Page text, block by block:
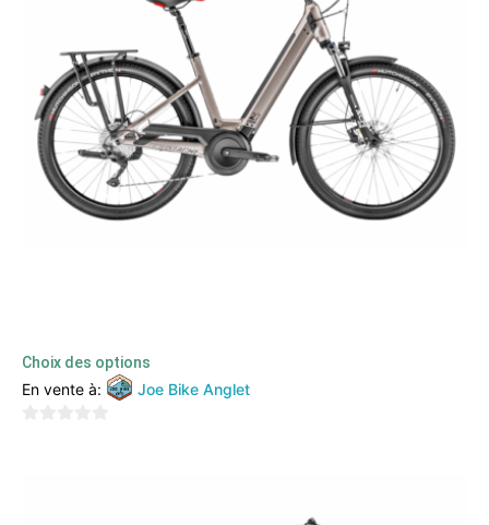
Choix des options
En vente à: Joe Bike Anglet